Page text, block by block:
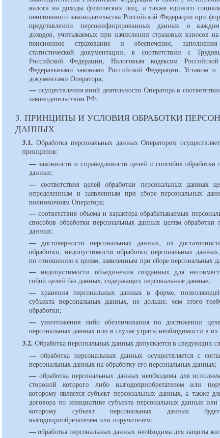
налога на доходы физических лиц, а также единого
пенсионного законодательства Российской Федерации при
представлении персонифицированных данных о каждом
доходов, учитываемых при начислении страховых взносов на
пенсионное страхование и обеспечение,
статистической документации, в соответствии с
Российской Федерации, Налоговым кодексом
Федеральными законами Российской Федерации, Уставом и
документами Оператора;
— осуществления иной деятельности Оператора в
законодательством РФ.
3. ПРИНЦИПЫ И УСЛОВИЯ ОБРАБОТКИ
ДАННЫХ
3.1. Обработка персональных данных Оператором
принципов:
— законности и справедливости целей и способов обработки
данных;
— соответствия целей обработки персональных данных
определенным и заявленным при сборе персональных
полномочиям Оператора;
— соответствия объема и характера обрабатываемых
способов обработки персональных данных целям обработки
данных;
— достоверности персональных данных, их
обработки, недопустимости обработки персональных
по отношению к целям, заявленным при сборе персональных
— недопустимости объединения созданных для
собой целей баз данных, содержащих персональные данные;
— хранения персональных данных в форме,
субъекта персональных данных, не дольше, чем этого
обработки;
— уничтожения либо обезличивания по достижении
персональных данных или в случае утраты необходимости в
3.2. Обработка персональных данных допускается в следующих
— обработка персональных данных осуществляется с
персональных данных на обработку его персональных данных;
— обработка персональных данных необходима для
стороной которого либо выгодоприобретателем или
которому является субъект персональных данных, а также
договора по инициативе субъекта персональных данных
которому субъект персональных данных
выгодоприобретателем или поручителем;
— обработка персональных данных необходима для защиты